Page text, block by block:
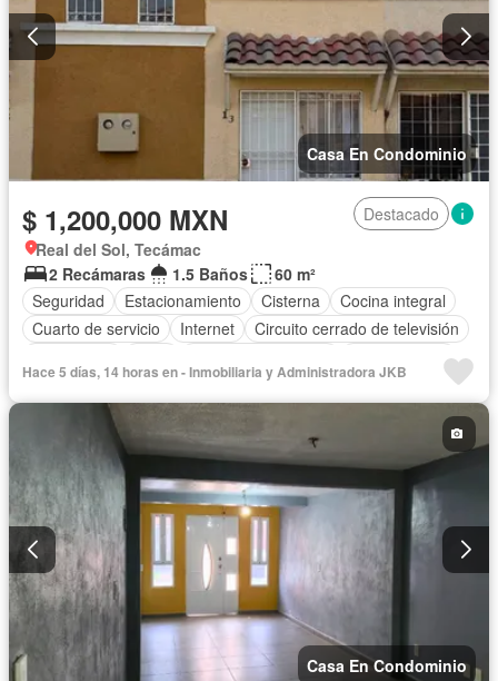
Casa En Condominio
$ 1,200,000 MXN
Destacado
Real del Sol, Tecámac
2 Recámaras
1.5 Baños
60 m²
Seguridad
Estacionamiento Cisterna
Cocina integral
Cuarto de servicio
Internet
Circuito cerrado de televisión
Zonas verdes
Recámara con closet
Caseta de vigilancia Sin amueblar
Hace 5 días, 14 horas en - Inmobiliaria y Administradora JKB
Casa En Condominio